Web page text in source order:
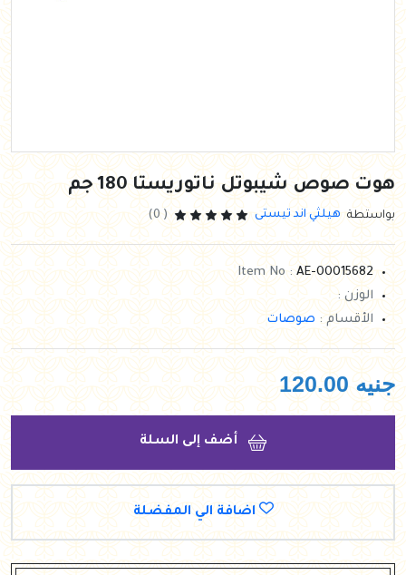
هوت صوص شيبوتل ناتوريستا 180 جم
بواستطة هيلثي اند تيستى ( 0)
Item No :AE-00015682
الوزن :
الأقسام : صوصات
جنيه 120.00
أضف إلى السلة
اضافة الي المفضلة